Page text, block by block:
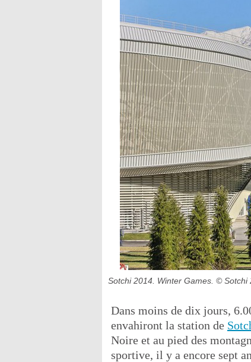
Sotchi 2014. Winter Games. © Sotchi
Dans moins de dix jours,
envahiront la station de
Noire et au pied des
sportive, il y a encore sept